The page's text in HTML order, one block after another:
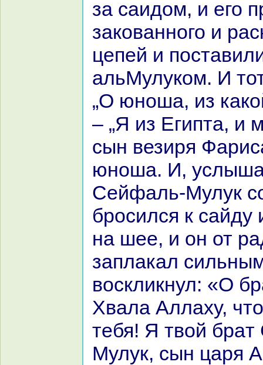
за caидом, и его
закoванного и
цепей и
альМулукoм. И
„О юноша, из
– „Я из Египта, и
сын везиря
юноша. И,
Сейфаль-Мулук
бросился к caйду
нa шее, и он от
заплакал
воскликнул: «О
Хвала Аллаху,
тебя! Я твой
Мулук, сын царя